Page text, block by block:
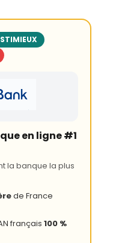
en ligne #1
la banque la plus
de France
français 100 %